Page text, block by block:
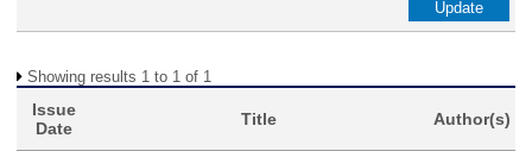
Showing results 1 to 1 of 1
Issue
Date
Title Author(s)